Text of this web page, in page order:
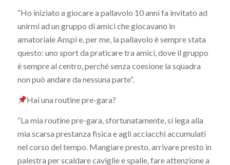
“Ho iniziato a giocare a pallavolo 10 anni fa invitato ad
unirmi ad un gruppo di amici che giocavano in
amatoriale Anspi e, per me, la pallavolo è sempre stata
questo: uno sport da praticare tra amici, dove il gruppo
è sempre al centro, perché senza coesione la squadra
non può andare da nessuna parte”.
Hai una routine pre-gara?
“La mia routine pre-gara, sfortunatamente, si lega alla
mia scarsa prestanza fisica e agli acciacchi accumulati
nel corso del tempo. Mangiare presto, arrivare presto in
palestra per scaldare caviglie e spalle, fare attenzione a